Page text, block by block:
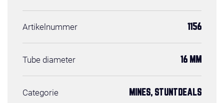
Artikelnummer 1156
Tube diameter 16 MM
Categorie MINES, STUNTDEALS